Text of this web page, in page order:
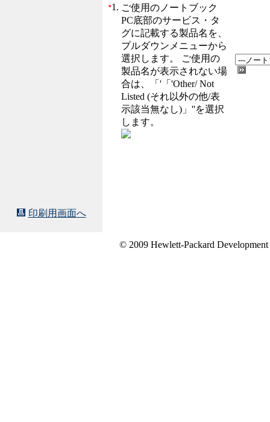
*1. ご使用のノートブック
PC底部のサービス・タ
グに記載する製品名を、
プルダウンメニューから
選択します。 ご使用の
製品名が表示されない場
合は、「'「'Other/ Not
Listed (それ以外の他/表
示該当無なし)」''を選択
します。
印刷用画面へ
© 2009 Hewlett-Packard Development